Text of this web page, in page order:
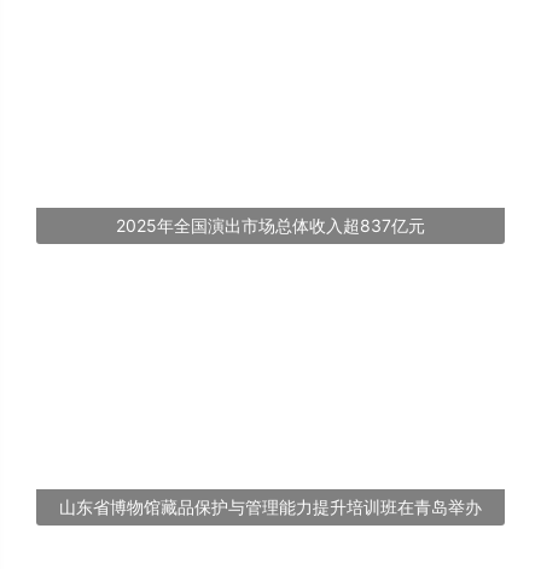
2025年全国演出市场总体收入超837亿元
山东省博物馆藏品保护与管理能力提升培训班在青岛举办